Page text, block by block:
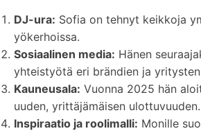
DJ-ura: Sofia on tehnyt keikkoja
yökerhoissa.
Sosiaalinen media: Hänen
yhteistyötä eri brändien ja yritysten
Kauneusala: Vuonna 2025 hän
uuden, yrittäjämäisen ulottuvuuden.
Inspiraatio ja roolimalli: Monille